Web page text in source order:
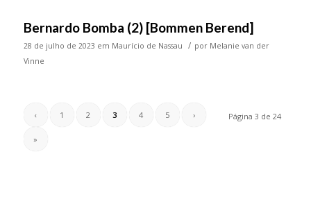
Bernardo Bomba (2) [Bommen Berend]
28 de julho de 2023 em Maurício de Nassau / por Melanie van der
Vinne
Página 3 de 24
‹ 1 2 3 4 5 ›
»